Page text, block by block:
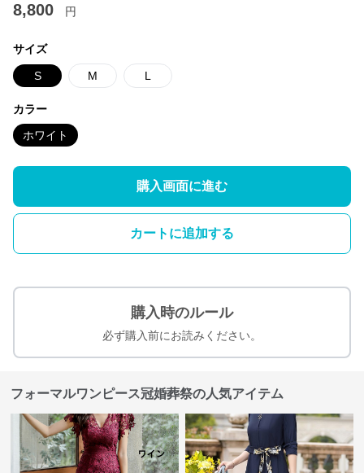
8,800 円
サイズ
S M L
カラー
ホワイト
購入画面に進む
カートに追加する
購入時のルール
必ず購入前にお読みください。
フォーマルワンピース冠婚葬祭の人気アイテム